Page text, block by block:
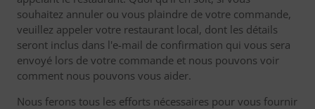
souhaitez annuler ou vous plaindre de votre commande,
veuillez appeler votre restaurant local, dont les détails
seront inclus dans l'e-mail de confirmation qui vous sera
envoyé lors de votre commande et nous pouvons voir
comment nous pouvons vous aider.
Nous ferons tous les efforts nécessaires pour vous fournir